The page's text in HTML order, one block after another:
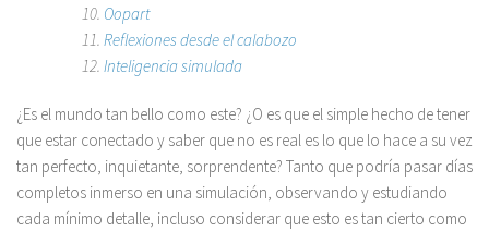
Oopart
Reflexiones desde el calabozo
Inteligencia simulada
¿Es el mundo tan bello como este? ¿O es que el simple hecho de tener
que estar conectado y saber que no es real es lo que lo hace a su vez
tan perfecto, inquietante, sorprendente? Tanto que podría pasar días
completos inmerso en una simulación, observando y estudiando
cada mínimo detalle, incluso considerar que esto es tan cierto como